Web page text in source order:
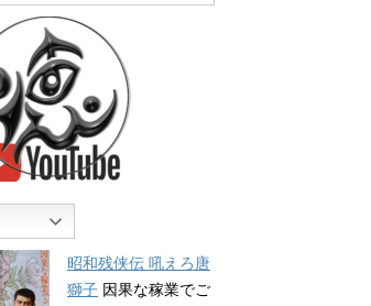
昭和残侠伝 吼えろ唐
獅子 因果な稼業でご